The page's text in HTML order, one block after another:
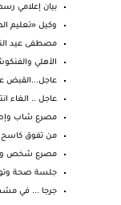
بيان إعلامي
وكيل «تعليم
مصطفى عيد
الأهلي
عاجل...القبض
عاجل .. الغاء
مصرع شاب
من تفوق كاسح
مصرع شخص
جلسة صحة
جرجا ... في